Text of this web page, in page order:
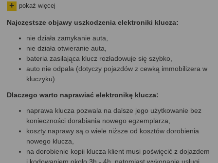
2012, 2013, 2014, 2015)
Opel Cascada 2013 - 2019(2013, 2014, 2015, 2016, 2017, 2018,
Opel Corsa D 2006 - 2014
2012, 2013, 2014)
Opel Corsa E 2014 - 2019(2014, 2015, 2016, 2017, 2018, 2019)
Opel Combo 2007 - 2011 (2007, 2008, 2009, 2010, 2011)
Opel Insignia A 2008 - 2017
2013, 2014, 2015, 2016, 2017)
Opel Zafira B 2005 - 2014(2005, 2006, 2007, 2008, 2009, 2010,
2011, 2012, 2013, 2014)
Opel Zafira C 2012 - 2019 (2012, 2013, 2014, 2015, 2016, 2017,
2018, 2019, 2020)
Opel Mokka 2012 - 2019(2012, 2013, 2014, 2015, 2016, 2017,
pokaż więcej
Najczęstsze objawy uszkodzenia elektroniki klucza:
nie działa zamykanie auta,
nie działa otwieranie auta,
bateria zasilająca klucz rozładowuje się szybko,
auto nie odpala (dotyczy pojazdów z cewką immobilizera w
kluczyku).
Dlaczego warto naprawiać elektronikę klucza:
naprawa klucza pozwala na dalsze jego użytkowanie bez
konieczności dorabiania nowego egzemplarza,
koszty naprawy są o wiele niższe od kosztów dorobienia
nowego klucza,
na dorobienie kopii klucza klient musi poświęcić z dojazdem